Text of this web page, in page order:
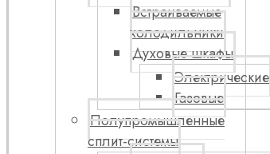
Встраиваемые
холодильники
Духовые шкафы
Электрические
Газовые
Полупромышленные
сплит-системы